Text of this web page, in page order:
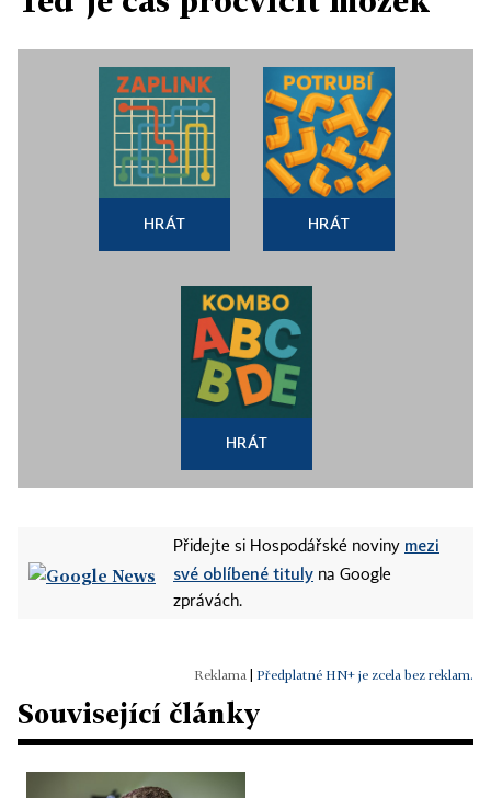
HRÁT HRÁT
HRÁT
Přidejte si Hospodářské noviny mezi
své oblíbené tituly na Google
zprávách.
Předplatné HN+ je zcela bez reklam.
Související články